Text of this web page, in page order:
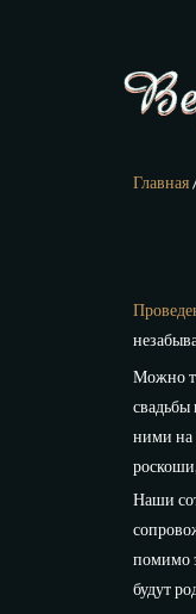
Главная
Можно
свадьбы
ними на
Наши
помимо
будут